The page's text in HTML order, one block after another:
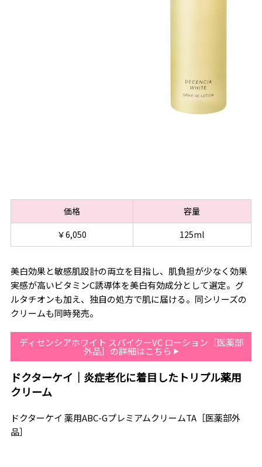
価格
容量
￥6,050
125ml
美白効果と敏感肌設計の両立を目指し、肌負担が少なく効果
実感が高いビタミンC誘導体を美白有効成分として選定。グ
ルタチオンも加え、独自の処方で肌に届ける。同シリーズの
クリームも同時発売。
ディセンシアホワイト スパイクーVC ローション［医薬部
外品］の詳細はこちら
ドクターケイ｜炎症老化に着目したトリプル薬用
クリーム
ドクターケイ 薬用ABC-GプレミアムクリームTA［医薬部外
品］